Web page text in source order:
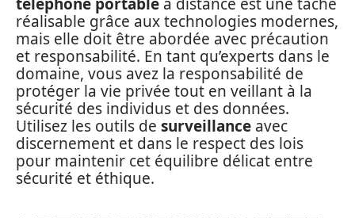
réalisable grâce aux technologies modernes,
mais elle doit être abordée avec précaution
et responsabilité. En tant qu’experts dans le
domaine, vous avez la responsabilité de
protéger la vie privée tout en veillant à la
sécurité des individus et des données.
Utilisez les outils de surveillance avec
discernement et dans le respect des lois
pour maintenir cet équilibre délicat entre
sécurité et éthique.